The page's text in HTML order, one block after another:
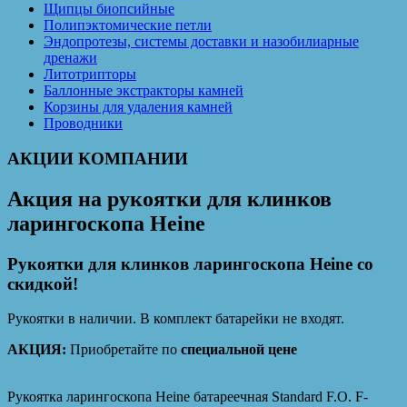
Щипцы биопсийные
Полипэктомические петли
Эндопротезы, системы доставки и назобилиарные
дренажи
Литотрипторы
Баллонные экстракторы камней
Корзины для удаления камней
Проводники
АКЦИИ КОМПАНИИ
Акция на рукоятки для клинков
ларингоскопа Heine
Рукоятки для клинков ларингоскопа Heine со
скидкой!
Рукоятки в наличии. В комплект батарейки не входят.
АКЦИЯ: Приобретайте по специальной цене
Рукоятка ларингоскопа Heine батареечная Standard F.O. F-